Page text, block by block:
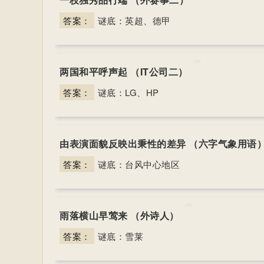
答案： 谜底：英超、德甲
两国和平呼声起 （IT公司二）
答案： 谜底：LG、HP
由表演面貌反映出秉性的差异 （六字气象用语
答案： 谜底：台风中心地区
雨落横山早莺来 （外诗人）
答案： 谜底：雪莱